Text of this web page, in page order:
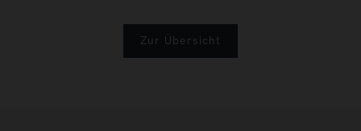
Zur Übersicht